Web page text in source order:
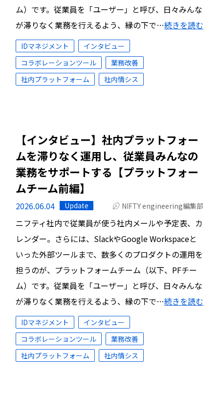
ム）です。従業員を「ユーザー」と呼び、日々みんな
が滞りなく業務を行えるよう、縁の下で…続きを読む
IDマネジメント
インタビュー
コラボレーションツール
業務改善
社内プラットフォーム
社内情シス
【インタビュー】社内プラットフォー
ムを滞りなく運用し、従業員みんなの
業務をサポートする【プラットフォー
ムチーム前編】
2026.06.04 Update NIFTY engineering編集部
ニフティ社内で従業員が使う社内メールや予定表、カ
レンダー。さらには、SlackやGoogle Workspaceと
いった外部ツールまで、数多くのプロダクトの運用を
担うのが、プラットフォームチーム（以下、PFチー
ム）です。従業員を「ユーザー」と呼び、日々みんな
が滞りなく業務を行えるよう、縁の下で…続きを読む
IDマネジメント
インタビュー
コラボレーションツール
業務改善
社内プラットフォーム
社内情シス